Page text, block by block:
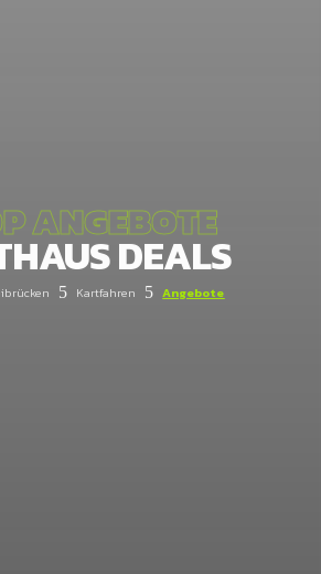
ANGEBOTE
DEALS
5 Kartfahren 5 Angebote